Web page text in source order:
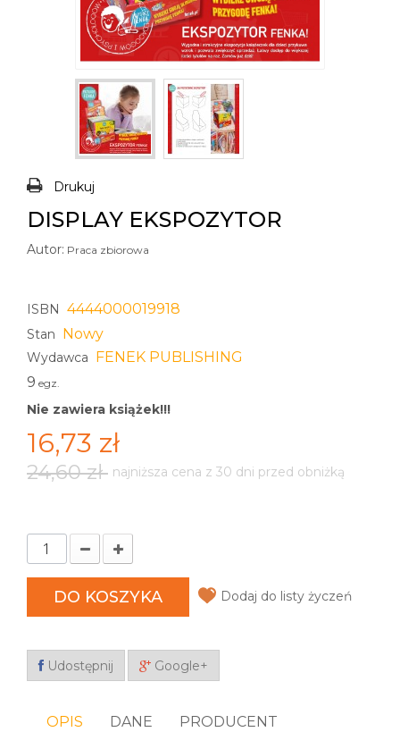
Drukuj
DISPLAY EKSPOZYTOR
Autor: Praca zbiorowa
ISBN 4444000019918
Stan Nowy
Wydawca FENEK PUBLISHING
9 egz.
Nie zawiera książek!!!
16,73 zł
24,60 zł najniższa cena z 30 dni przed obniżką
DO KOSZYKA Dodaj do listy życzeń
Udostępnij Google+
OPIS DANE PRODUCENT